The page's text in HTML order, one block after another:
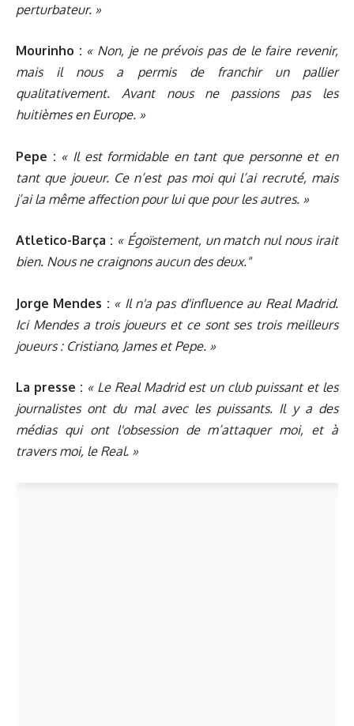
perturbateur. »
Mourinho : « Non, je ne prévois pas de le faire revenir,
mais il nous a permis de franchir un pallier
qualitativement. Avant nous ne passions pas les
huitièmes en Europe. »
Pepe : « Il est formidable en tant que personne et en
tant que joueur. Ce n’est pas moi qui l’ai recruté, mais
j’ai la même affection pour lui que pour les autres. »
Atletico-Barça : « Égoïstement, un match nul nous irait
bien. Nous ne craignons aucun des deux."
Jorge Mendes : « Il n'a pas d'influence au Real Madrid.
Ici Mendes a trois joueurs et ce sont ses trois meilleurs
joueurs : Cristiano, James et Pepe. »
La presse : « Le Real Madrid est un club puissant et les
journalistes ont du mal avec les puissants. Il y a des
médias qui ont l'obsession de m’attaquer moi, et à
travers moi, le Real. »